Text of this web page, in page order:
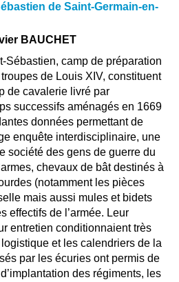
de Saint-Germain-en-
BAUCHET
Sébastien, camp de préparation
de Louis XIV, constituent
de cavalerie livré par
successifs aménagés en 1669
données permettant de
enquête interdisciplinaire, une
société des gens de guerre du
chevaux de bât destinés à
(notamment les pièces
mais aussi mules et bidets
effectifs de l’armée. Leur
entretien conditionnaient très
logistique et les calendriers de la
par les écuries ont permis de
des régiments, les